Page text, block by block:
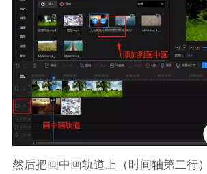
然后把画中画轨道上（时间轴第二行